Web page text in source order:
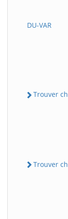
DU-VAR
Trouver
Trouver